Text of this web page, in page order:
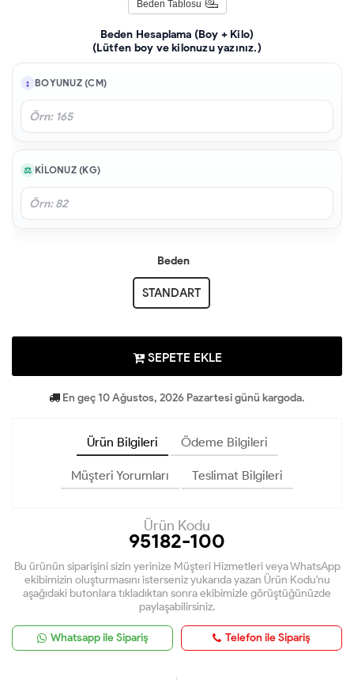
Beden Tablosu
Beden Hesaplama (Boy + Kilo)
(Lütfen boy ve kilonuzu yazınız.)
BOYUNUZ (CM)
KILONUZ (KG)
Beden
STANDART
SEPETE EKLE
En geç 10 Ağustos, 2026 Pazartesi günü kargoda.
Ürün Bilgileri Ödeme Bilgileri
Müşteri Yorumları Teslimat Bilgileri
Ürün Kodu
95182-100
Bu ürünün siparişini sizin yerinize Müşteri Hizmetleri veya WhatsApp
ekibimizin oluşturmasını isterseniz yukarıda yazan Ürün Kodu'nu
aşağıdaki butonlara tıkladıktan sonra ekibimizle görüştüğünüzde
paylaşabilirsiniz.
Whatsapp ile Sipariş Telefon ile Sipariş